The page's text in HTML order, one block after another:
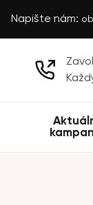
Napište nám: